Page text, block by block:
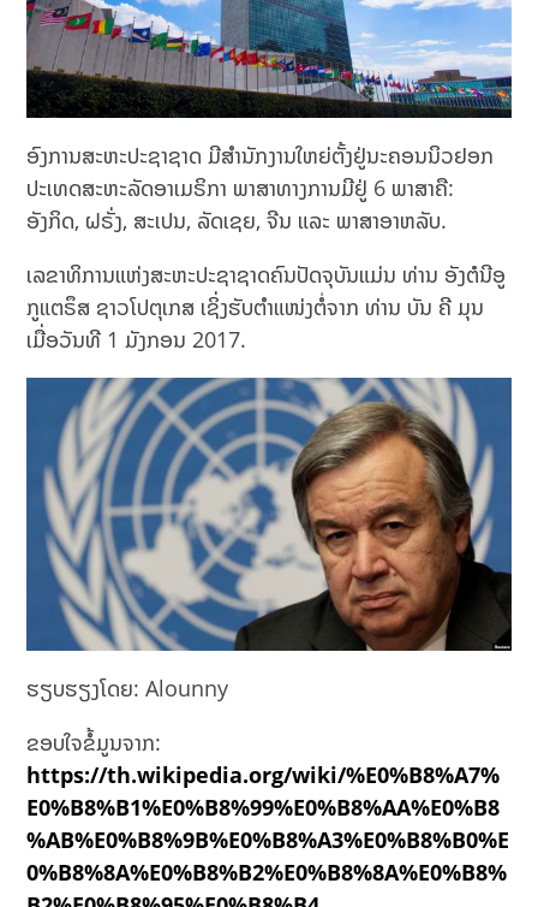
ອົງການສະຫະປະຊາຊາດ ມີສຳນັກງານໃຫຍ່ຕັ້ງຢູ່ນະຄອນນິວຢອກ
ປະເທດສະຫະລັດອາເມຣິກາ ພາສາທາງການມີຢູ່ 6 ພາສາຄື:
ອັງກິດ, ຝຣັ່ງ, ສະເປນ, ລັດເຊຍ, ຈີນ ແລະ ພາສາອາຫລັບ.
ເລຂາທິການແຫ່ງສະຫະປະຊາຊາດຄົນປັດຈຸບັນແມ່ນ ທ່ານ ອັງຕໍນີອູ
ກູແຕຣຶສ ຊາວໂປຕຸເກສ ເຊິ່ງຮັບຕຳແໜ່ງຕໍ່ຈາກ ທ່ານ ບັນ ຄີ ມຸນ
ເມື່ອວັນທີ 1 ມັງກອນ 2017.
ຮຽບຮຽງໂດຍ: Alounny
ຂອບໃຈຂໍ້ມູນຈາກ:
https://th.wikipedia.org/wiki/%E0%B8%A7%
E0%B8%B1%E0%B8%99%E0%B8%AA%E0%B8
%AB%E0%B8%9B%E0%B8%A3%E0%B8%B0%E
0%B8%8A%E0%B8%B2%E0%B8%8A%E0%B8%